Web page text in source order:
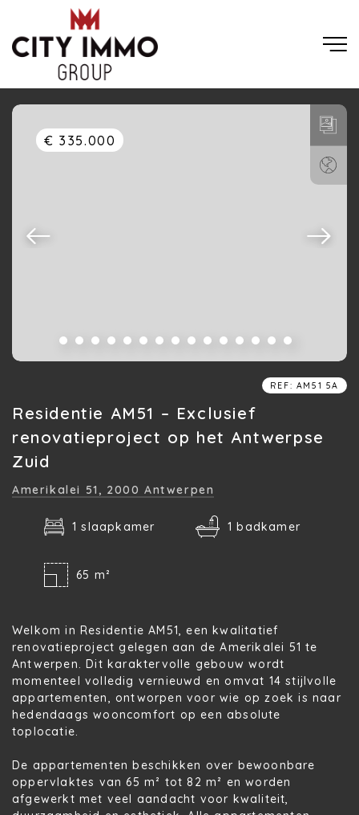
€ 335.000
REF: AM51 5A
Residentie AM51 – Exclusief
renovatieproject op het Antwerpse
Zuid
Amerikalei 51, 2000 Antwerpen
1 slaapkamer 1 badkamer
65 m²
Welkom in Residentie AM51, een kwalitatief
renovatieproject gelegen aan deAmerikalei 51 te
Antwerpen. Dit karaktervolle gebouw wordt
momenteel volledig vernieuwd en omvat 14 stijlvolle
appartementen, ontworpen voor wie op zoek is naar
hedendaags wooncomfort op een absolute
toplocatie.
De appartementen beschikken over bewoonbare
oppervlaktes van 65 m² tot 82 m² en worden
afgewerkt met veel aandacht voor kwaliteit,